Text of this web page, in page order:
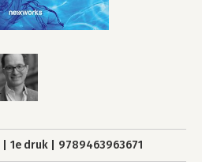
1e druk 9789463963671